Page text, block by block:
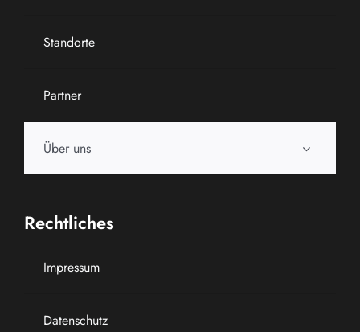
Standorte
Partner
Über uns
Rechtliches
Impressum
Datenschutz